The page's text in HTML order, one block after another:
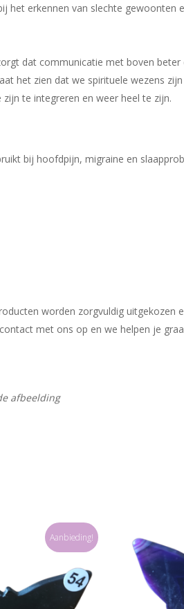
Geen producten in
Go To
het erkennen van slechte gewoonten
dat communicatie met boven
het zien dat we spirituele wezens
te integreren en weer heel te zijn.
bij hoofdpijn, migraine en
worden zorgvuldig uitgekozen
met ons op en we helpen je
afbeelding
Aanbieding!